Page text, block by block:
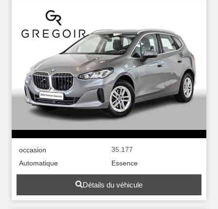
occasion
35.177
Automatique
Essence
Détails du véhicule